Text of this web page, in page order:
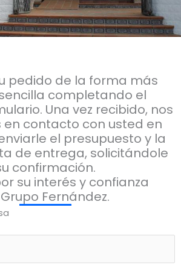
pedido de la forma más
completando el
Una vez recibido, nos
contacto con usted en
el presupuesto y la
de entrega, solicitándole
confirmación.
su interés y confianza
Fernández.